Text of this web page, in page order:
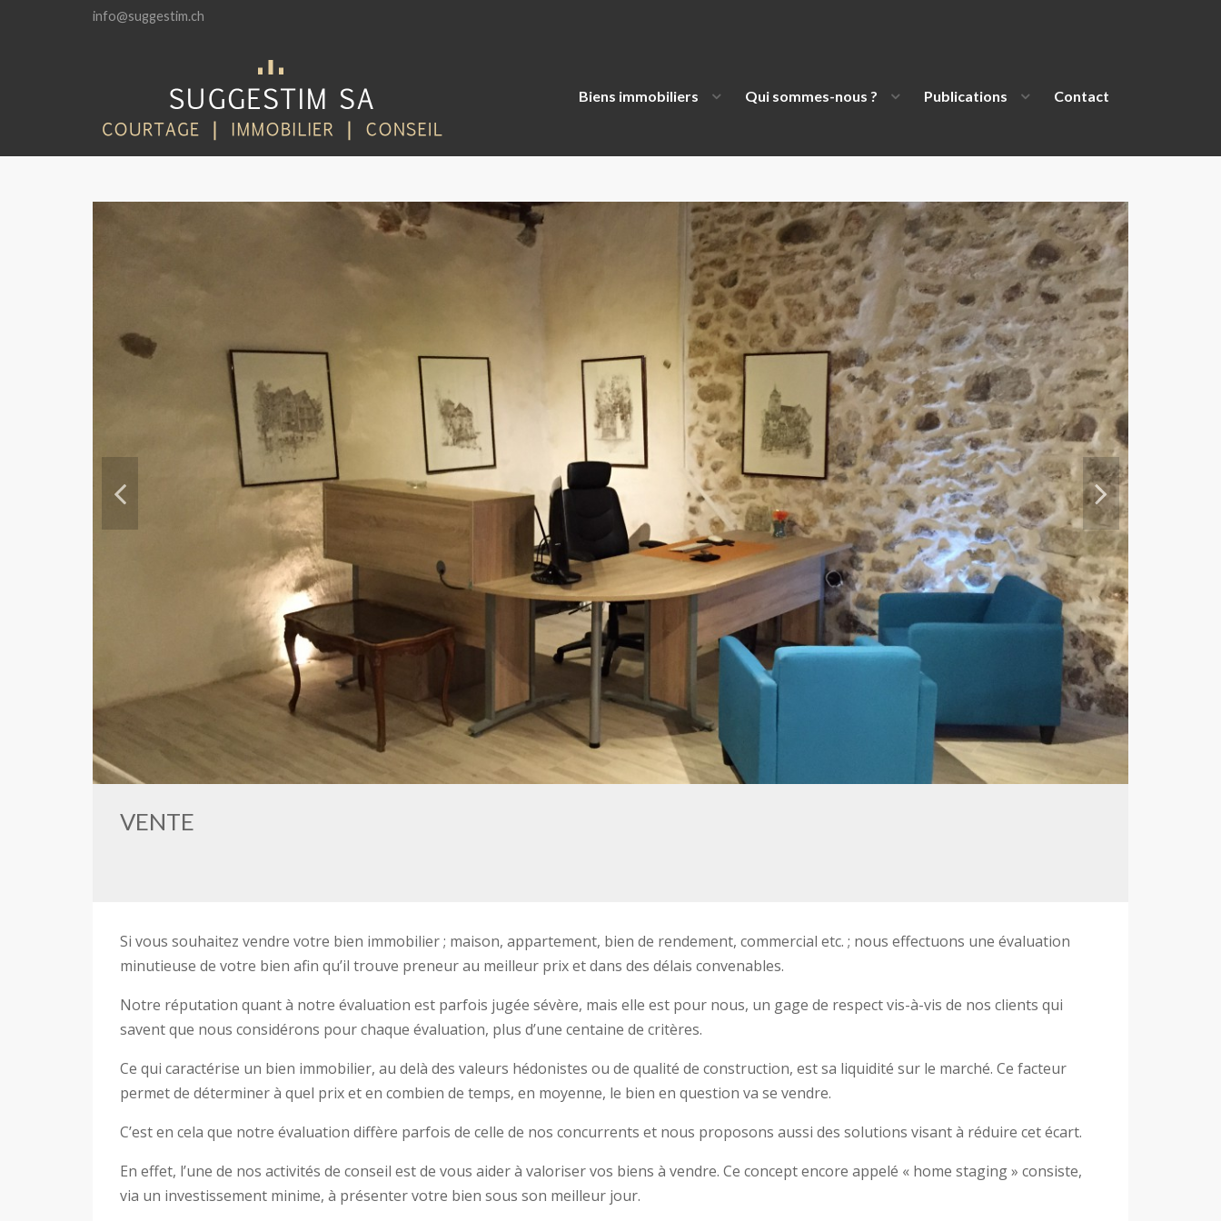
info@suggestim.ch
Biens immobiliers Qui sommes-nous ? Publications Contact
Ne
xt
VENTE
minutieuse de votre bien afin qu’il trouve preneur au meilleur prix et dans des délais convenables.
Notre réputation quant à notre évaluation est parfois jugée sévère, mais elle est pour nous, un gage de respect vis-à-vis de nos clients qui
savent que nous considérons pour chaque évaluation, plus d’une centaine de critères.
Ce qui caractérise un bien immobilier, au delà des valeurs hédonistes ou de qualité de construction, est sa liquidité sur le marché. Ce facteur
permet de déterminer à quel prix et en combien de temps, en moyenne, le bien en question va se vendre.
C’est en cela que notre évaluation diffère parfois de celle de nos concurrents et nous proposons aussi des solutions visant à réduire cet écart.
En effet, l’une de nos activités de conseil est de vous aider à valoriser vos biens à vendre. Ce concept encore appelé « home staging » consiste,
via un investissement minime, à présenter votre bien sous son meilleur jour.
En effet, il faut souvent peu de choses pour rendre un bien attrayant, ce que les propriétaires ne perçoivent plus vraiment tant les lieux qu’ils